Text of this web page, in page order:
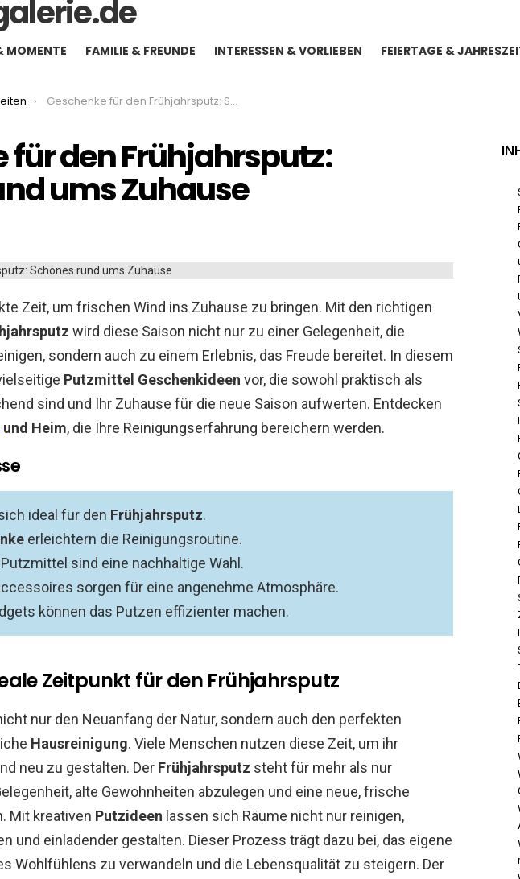
MOMENTE FAMILIE & FREUNDE INTERESSEN & VORLIEBEN FEIERTAGE &
Geschenke für den Frühjahrsputz: Schönes rund ums Zuhause
für den Frühjahrsputz:
ums Zuhause
Zeit, um frischen Wind ins Zuhause zu bringen. Mit den richtigen
wird diese Saison nicht nur zu einer Gelegenheit, die
sondern auch zu einem Erlebnis, das Freude bereitet. In diesem
Putzmittel Geschenkideen vor, die sowohl praktisch als
sind und Ihr Zuhause für die neue Saison aufwerten. Entdecken
und Heim, die Ihre Reinigungserfahrung bereichern werden.
ideal für den Frühjahrsputz.
erleichtern die Reinigungsroutine.
sind eine nachhaltige Wahl.
sorgen für eine angenehme Atmosphäre.
können das Putzen effizienter machen.
Zeitpunkt für den Frühjahrsputz
nur den Neuanfang der Natur, sondern auch den perfekten
Hausreinigung. Viele Menschen nutzen diese Zeit, um ihr
neu zu gestalten. Der Frühjahrsputz steht für mehr als nur
alte Gewohnheiten abzulegen und eine neue, frische
Mit kreativen Putzideen lassen sich Räume nicht nur reinigen,
und einladender gestalten. Dieser Prozess trägt dazu bei, das eigene
Wohlfühlens zu verwandeln und die Lebensqualität zu steigern. Der